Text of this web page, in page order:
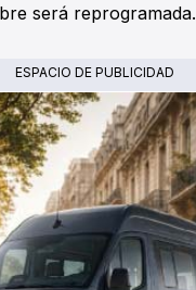
será reprogramada.
ESPACIO DE PUBLICIDAD